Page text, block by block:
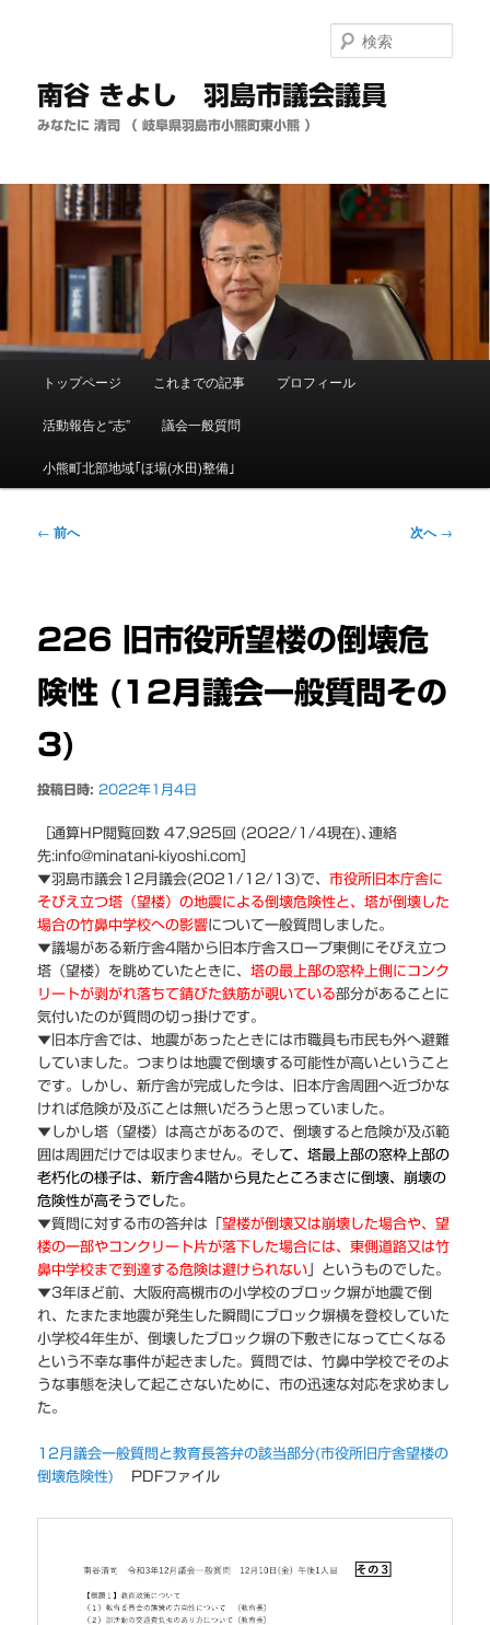
移
南谷 きよし 羽島市議会議員
みなたに 清司 （ 岐阜県羽島市小熊町東小熊 ）
索
ュ
トップページ これまでの記事 プロフィール
活動報告と“志” 議会一般質問
小熊町北部地域｢ほ場(水田)整備｣
投
ー
ョ
← 前へ 次へ→
226 旧市役所望楼の倒壊危
険性 (12月議会一般質問その
3)
投稿日時: 2022年1月4日
［通算HP閲覧回数 47,925回 (2022/1/4現在)､連絡
先:info@minatani-kiyoshi.com］
▼羽島市議会12月議会(2021/12/13)で、市役所旧本庁舎に
そびえ立つ塔（望楼）の地震による倒壊危険性と、塔が倒壊した
場合の竹鼻中学校への影響について一般質問しました。
▼議場がある新庁舎4階から旧本庁舎スロープ東側にそびえ立つ
塔（望楼）を眺めていたときに、塔の最上部の窓枠上側にコンク
リートが剥がれ落ちて錆びた鉄筋が覗いている部分があることに
気付いたのが質問の切っ掛けです。
▼旧本庁舎では、地震があったときには市職員も市民も外へ避難
していました。つまりは地震で倒壊する可能性が高いということ
です。しかし、新庁舎が完成した今は、旧本庁舎周囲へ近づかな
ければ危険が及ぶことは無いだろうと思っていました。
▼しかし塔（望楼）は高さがあるので、倒壊すると危険が及ぶ範
囲は周囲だけでは収まりません。そして、塔最上部の窓枠上部の
老朽化の様子は、新庁舎4階から見たところまさに倒壊、崩壊の
危険性が高そうでした。
▼質問に対する市の答弁は「 望楼が倒壊又は崩壊した場合や、望
楼の一部やコンクリート片が落下した場合には、東側道路又は竹
鼻中学校まで到達する危険は避けられない 」というものでした。
▼3年ほど前、大阪府高槻市の小学校のブロック塀が地震で倒
れ、たまたま地震が発生した瞬間にブロック塀横を登校していた
小学校4年生が、倒壊したブロック塀の下敷きになって亡くなる
という不幸な事件が起きました。質問では、竹鼻中学校でそのよ
うな事態を決して起こさないために、市の迅速な対応を求めまし
た。
12月議会一般質問と教育長答弁の該当部分(市役所旧庁舎望楼の
倒壊危険性) PDFファイル